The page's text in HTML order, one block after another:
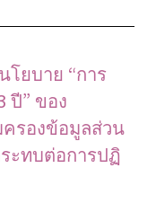
โยบาย “การ
ปี” ของ
รองข้อมูลส่วน
ะทบต่อการปฏิ